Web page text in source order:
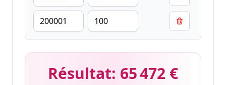
Résultat: 65 472 €